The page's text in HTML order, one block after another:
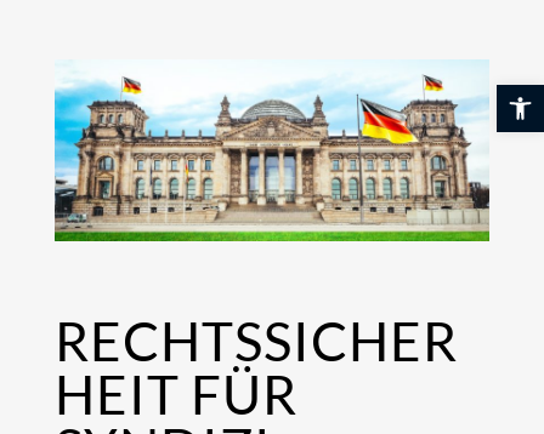
RECHTSSICHER
HEIT FÜR